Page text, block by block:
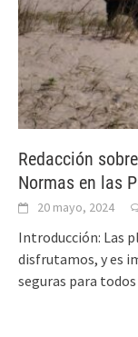
Redacción
Normas en las
20 mayo, 2024
Introducción: Las
disfrutamos, y es
seguras para